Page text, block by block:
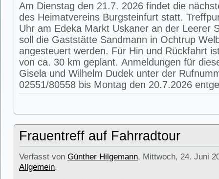
Am Dienstag den 21.7. 2026 findet die
des Heimatvereins Burgsteinfurt statt.
Uhr am Edeka Markt Uskaner an der Leerer
soll die Gaststätte Sandmann in Ochtrup
angesteuert werden. Für Hin und Rückfahrt
von ca. 30 km geplant. Anmeldungen für
Gisela und Wilhelm Dudek unter der
02551/80558 bis Montag den 20.7.2026
Frauentreff auf Fahrradtour
Verfasst von Günther Hilgemann, Mittwoch, 24. Juni
Allgemein.